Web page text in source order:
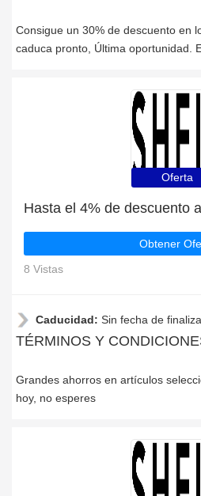
Consigue un 30% de descuento en
caduca pronto, Última oportunidad.
Oferta
Hasta el 4% de descuento
Obtener
8 Vistas
Caducidad: Sin fecha de
TÉRMINOS Y
Grandes ahorros en artículos
hoy, no esperes